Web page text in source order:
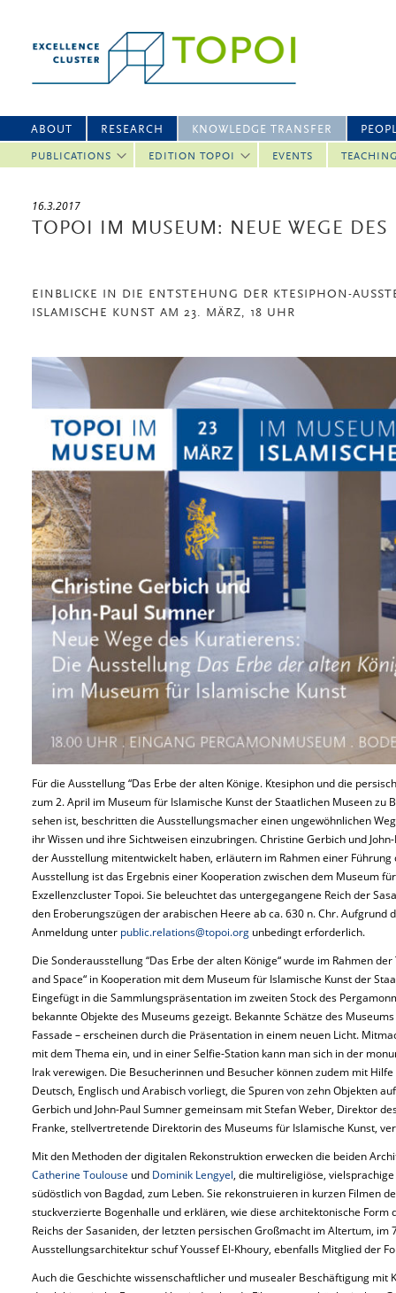
ABOUT RESEARCH KNOWLEDGE TRANSFER
PUBLICATIONS EDITION TOPOI EVENTS
16.3.2017
TOPOI IM MUSEUM: NEUE WEGE DES
EINBLICKE IN DIE ENTSTEHUNG DER KTESIPHON-
ISLAMISCHE KUNST AM 23. MÄRZ, 18 UHR
Für die Ausstellung “Das Erbe der alten Könige. Ktesiphon und die
zum 2. April im Museum für Islamische Kunst der Staatlichen Museen zu
sehen ist, beschritten die Ausstellungsmacher einen ungewöhnlichen
ihr Wissen und ihre Sichtweisen einzubringen. Christine Gerbich und
der Ausstellung mitentwickelt haben, erläutern im Rahmen einer
Ausstellung ist das Ergebnis einer Kooperation zwischen dem Museum
Exzellenzcluster Topoi. Sie beleuchtet das untergegangene Reich der
den Eroberungszügen der arabischen Heere ab ca. 630 n. Chr. Aufgrund
Anmeldung unter public.relations@topoi.org unbedingt erforderlich.
Die Sonderausstellung “Das Erbe der alten Könige“ wurde im Rahmen
and Space“ in Kooperation mit dem Museum für Islamische Kunst der
Eingefügt in die Sammlungspräsentation im zweiten Stock des
bekannte Objekte des Museums gezeigt. Bekannte Schätze des
Fassade – erscheinen durch die Präsentation in einem neuen Licht.
mit dem Thema ein, und in einer Selfie-Station kann man sich in der
Irak verewigen. Die Besucherinnen und Besucher können zudem mit
Deutsch, Englisch und Arabisch vorliegt, die Spuren von zehn Objekten
Gerbich und John-Paul Sumner gemeinsam mit Stefan Weber, Direktor
Franke, stellvertretende Direktorin des Museums für Islamische Kunst,
Mit den Methoden der digitalen Rekonstruktion erwecken die beiden
Catherine Toulouse und Dominik Lengyel, die multireligiöse,
südöstlich von Bagdad, zum Leben. Sie rekonstruieren in kurzen Filmen
stuckverzierte Bogenhalle und erklären, wie diese architektonische Form
Reichs der Sasaniden, der letzten persischen Großmacht im Altertum,
Ausstellungsarchitektur schuf Youssef El-Khoury, ebenfalls Mitglied der
Auch die Geschichte wissenschaftlicher und musealer Beschäftigung mit